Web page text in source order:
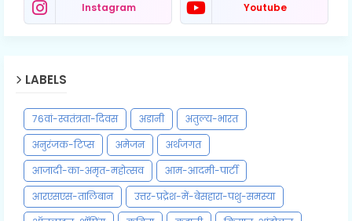
Instagram Youtube
LABELS
76वां-स्वतंत्रता-दिवस अडानी
अतुल्य-भारत
अनुरंजक-टिप्स
अमेजन
अर्थजगत
आजादी-का-अमृत-महोत्सव
आम-आदमी-पार्टी
आरएसएस-तालिबान
उत्तर-प्रद्रेश-में-बेसहारा-पशु-समस्या